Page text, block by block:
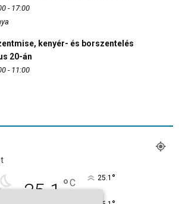
- 17:00
kenyér- és borszentelés
20-án
- 11:00
25.1°C 25.1 °